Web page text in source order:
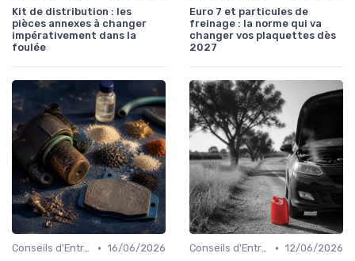
Kit de distribution : les
pièces annexes à changer
impérativement dans la
foulée
Euro 7 et particules de
freinage : la norme qui va
changer vos plaquettes dès
2027
Conseils d'Entretien Auto • 16/06/2026
Conseils d'Entretien Auto • 12/06/2026